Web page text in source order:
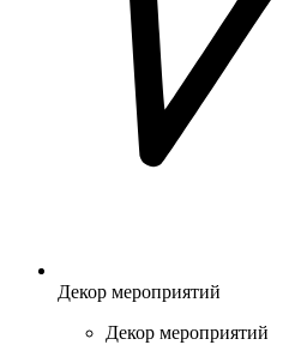
Декор мероприятий
Декор мероприятий